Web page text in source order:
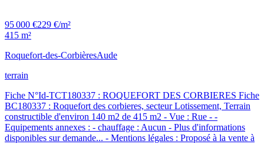
95 000 €229 €/m²
415 m²
Roquefort-des-CorbièresAude
terrain
Fiche N°Id-TCT180337 : ROQUEFORT DES CORBIERES Fiche
BC180337 : Roquefort des corbieres, secteur Lotissement, Terrain
constructible d'environ 140 m2 de 415 m2 - Vue : Rue - -
Equipements annexes : - chauffage : Aucun - Plus d'informations
disponibles sur demande... - Mentions légales : Proposé à la vente à